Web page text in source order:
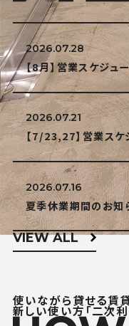
2026.07.28
【8月】営業スケジュ
2026.07.21
【7/23,27】営業ス
2026.07.16
夏季休業期間のお知
VIEW ALL
使いながら貸せる賃貸
新しい使い方「二次利